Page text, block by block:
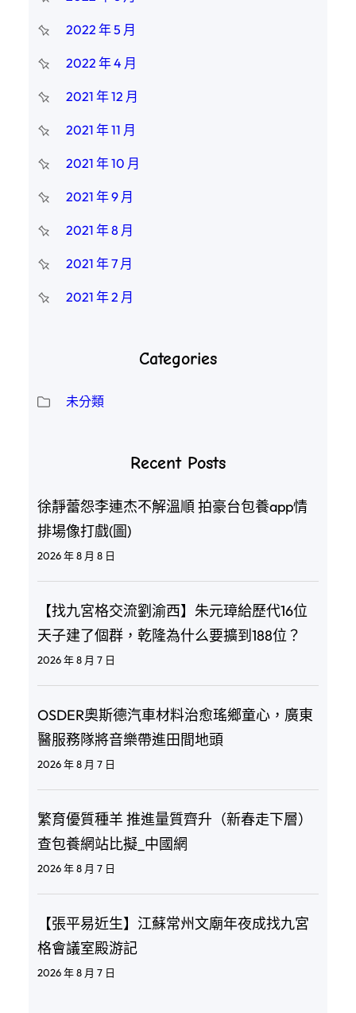
2022 年 5 月
2022 年 4 月
2021 年 12 月
2021 年 11 月
2021 年 10 月
2021 年 9 月
2021 年 8 月
2021 年 7 月
2021 年 2 月
Categories
未分類
Recent Posts
徐靜蕾怨李連杰不解溫順 拍豪台包養app情
排場像打戲(圖)
2026 年 8 月 8 日
【找九宮格交流劉渝西】朱元璋給歷代16位
天子建了個群，乾隆為什么要擴到188位？
2026 年 8 月 7 日
OSDER奧斯德汽車材料治愈瑤鄉童心，廣東
醫服務隊將音樂帶進田間地頭
2026 年 8 月 7 日
繁育優質種羊 推進量質齊升（新春走下層）
查包養網站比擬_中國網
2026 年 8 月 7 日
【張平易近生】江蘇常州文廟年夜成找九宮
格會議室殿游記
2026 年 8 月 7 日